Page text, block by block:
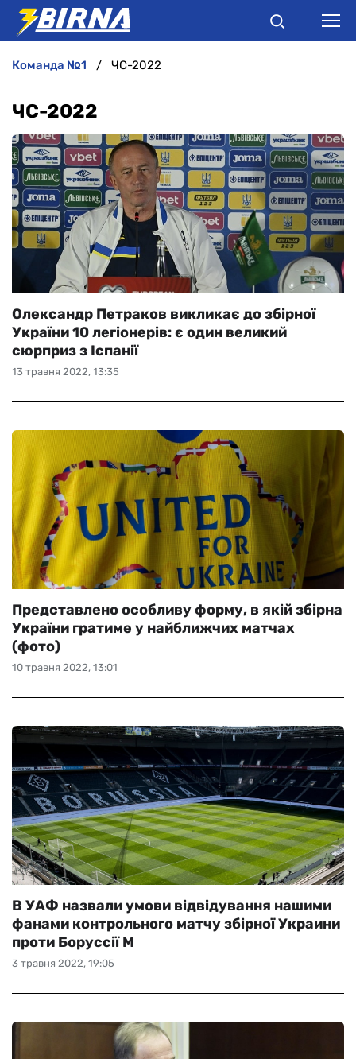
ІНТЕРВ'Ю
РІЗНЕ
БУКМЕКЕРИ
команда №1 ЧС-2022
ЧС-2022
13 травня 2022, 13:35
Олександр Петраков викликає до збірної
України 10 легіонерів: є один великий
сюрприз з Іспанії
10 травня 2022, 13:01
Представлено особливу форму, в якій збірна
України гратиме у найближчих матчах
(фото)
3 травня 2022, 19:05
В УАФ назвали умови відвідування нашими
фанами контрольного матчу збірної Украини
проти Боруссії М